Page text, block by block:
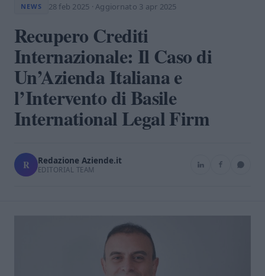
NEWS 28 feb 2025 · Aggiornato 3 apr 2025
Recupero Crediti
Internazionale: Il Caso di
Un’Azienda Italiana e
l’Intervento di Basile
International Legal Firm
R Redazione Aziende.it
EDITORIAL TEAM